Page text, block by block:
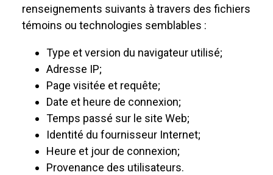
renseignements suivants à travers des fichiers
témoins ou technologies semblables :
Type et version du navigateur utilisé;
Adresse IP;
Page visitée et requête;
Date et heure de connexion;
Temps passé sur le site Web;
Identité du fournisseur Internet;
Heure et jour de connexion;
Provenance des utilisateurs.